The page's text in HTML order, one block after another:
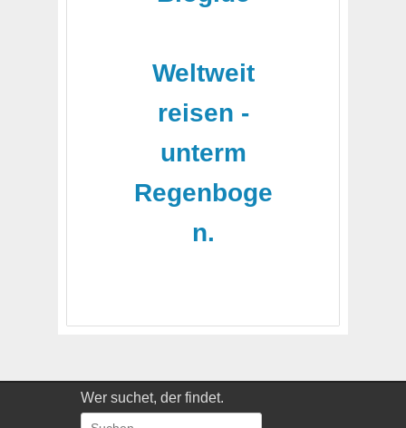
Weltweit
reisen -
unterm
Regenboge
n.
Wer suchet, der findet.
Suchen